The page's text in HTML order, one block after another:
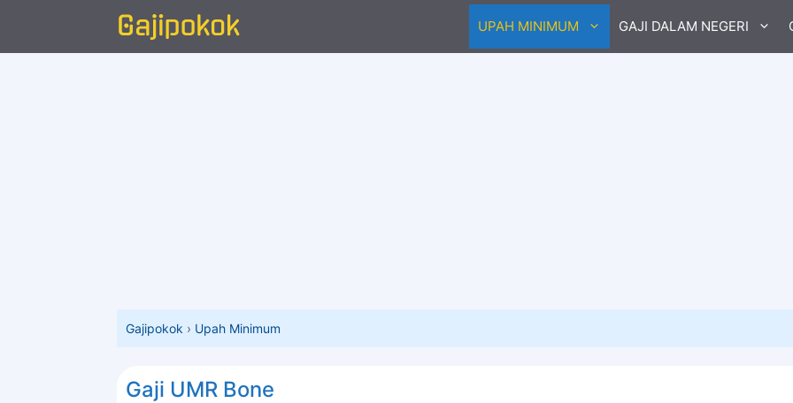
UPAH MINIMUM GAJI DALAM NEGERI
Gajipokok › Upah Minimum
Gaji UMR Bone